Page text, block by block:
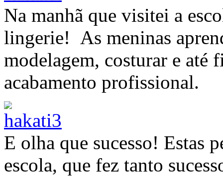
Na manhã que visitei a
lingerie! As meninas
modelagem, costurar e até
acabamento profissional.
E olha que sucesso! Estas
escola, que fez tanto